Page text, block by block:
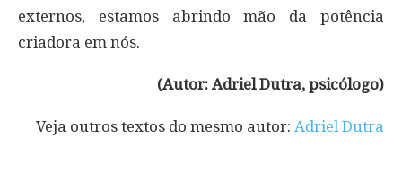
externos, estamos abrindo mão da potência
criadora em nós.
(Autor: Adriel Dutra, psicólogo)
Veja outros textos do mesmo autor: Adriel Dutra